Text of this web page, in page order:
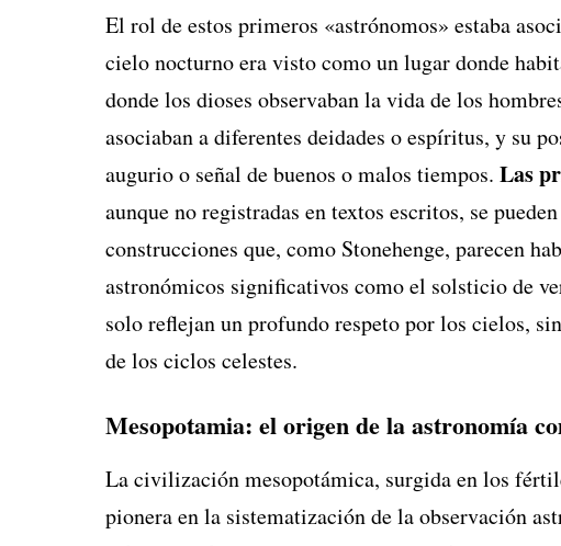
El rol de estos primeros «astrónomos» estaba
cielo nocturno era visto como un lugar donde
donde los dioses observaban la vida de los
asociaban a diferentes deidades o espíritus, y su
augurio o señal de buenos o malos tiempos. Las
aunque no registradas en textos escritos, se
construcciones que, como Stonehenge, parecen
astronómicos significativos como el solsticio de
solo reflejan un profundo respeto por los cielos,
de los ciclos celestes.
Mesopotamia: el origen de la astronomía
La civilización mesopotámica, surgida en los
pionera en la sistematización de la observación